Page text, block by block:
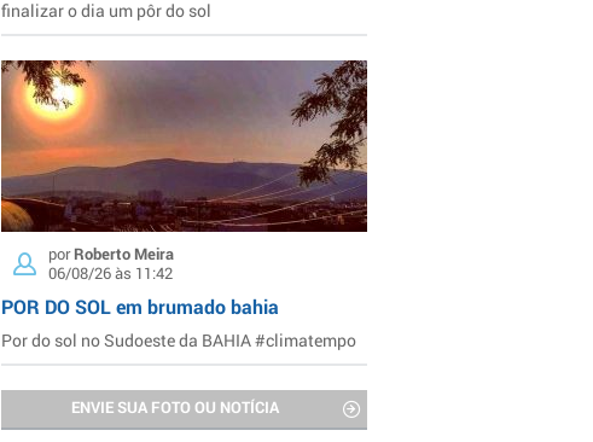
finalizar o dia um pôr do sol
porRoberto Meira
06/08/26 às 11:42
POR DO SOL em brumado bahia
Por do sol no Sudoeste da BAHIA #climatempo
ENVIE SUA FOTO OU NOTÍCIA